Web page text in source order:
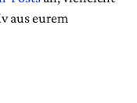
aus eurem